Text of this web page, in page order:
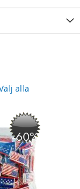
alla
-60%